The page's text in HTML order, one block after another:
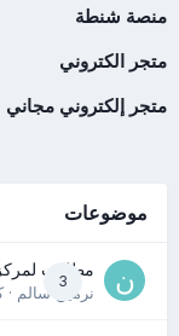
منصة شنطة
متجر الكتروني
متجر إلكتروني مجاني
موضوعات
3
مطلوب
نرمين سالم·